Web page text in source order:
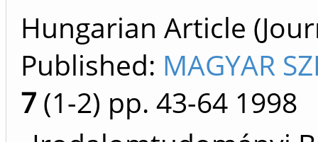
Hungarian Article
Published: MAGYAR
7 (1-2) pp. 43-64 1998